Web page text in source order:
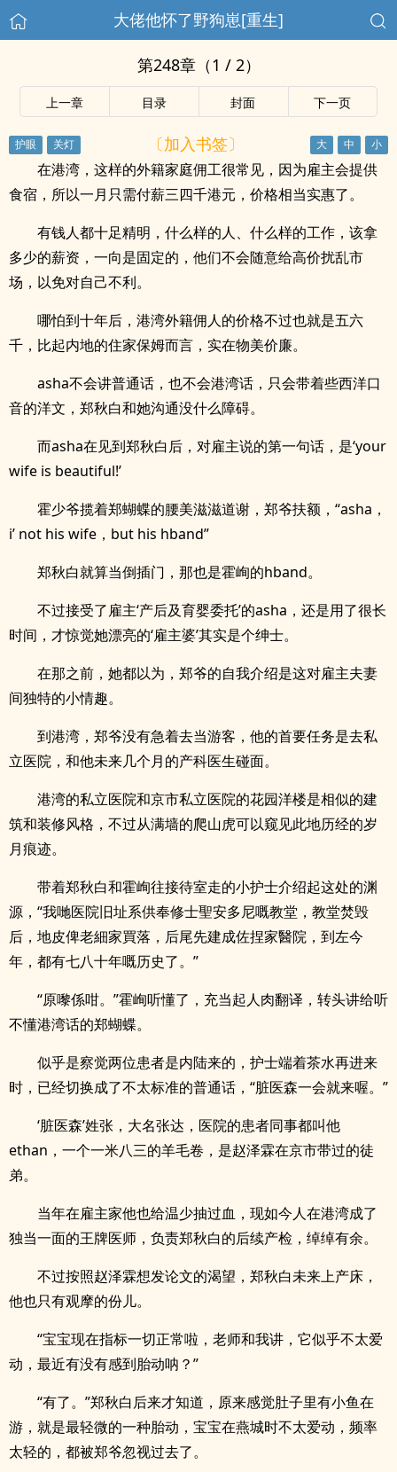
大佬他怀了野狗崽[重生]
第248章（1 / 2）
上一章 目录 封面 下一页
〔加入书签〕
在港湾，这样的外籍家庭佣工很常见，因为雇主会提供
食宿，所以一月只需付薪三四千港元，价格相当实惠了。
有钱人都十足精明，什么样的人、什么样的工作，该拿
多少的薪资，一向是固定的，他们不会随意给高价扰乱市
场，以免对自己不利。
哪怕到十年后，港湾外籍佣人的价格不过也就是五六
千，比起内地的住家保姆而言，实在物美价廉。
asha不会讲普通话，也不会港湾话，只会带着些西洋口
音的洋文，郑秋白和她沟通没什么障碍。
而asha在见到郑秋白后，对雇主说的第一句话，是‘your
wife is beautiful!’
霍少爷揽着郑蝴蝶的腰美滋滋道谢，郑爷扶额，“asha，
i’ not his wife，but his hband”
郑秋白就算当倒插门，那也是霍峋的hband。
不过接受了雇主‘产后及育婴委托’的asha，还是用了很长
时间，才惊觉她漂亮的‘雇主婆’其实是个绅士。
在那之前，她都以为，郑爷的自我介绍是这对雇主夫妻
间独特的小情趣。
到港湾，郑爷没有急着去当游客，他的首要任务是去私
立医院，和他未来几个月的产科医生碰面。
港湾的私立医院和京市私立医院的花园洋楼是相似的建
筑和装修风格，不过从满墙的爬山虎可以窥见此地历经的岁
月痕迹。
带着郑秋白和霍峋往接待室走的小护士介绍起这处的渊
源，“我哋医院旧址系供奉修士聖安多尼嘅教堂，教堂焚毁
后，地皮俾老細家買落，后尾先建成佐捏家醫院，到左今
年，都有七八十年嘅历史了。”
“原嚟係咁。”霍峋听懂了，充当起人肉翻译，转头讲给听
不懂港湾话的郑蝴蝶。
似乎是察觉两位患者是内陆来的，护士端着茶水再进来
时，已经切换成了不太标准的普通话，“脏医森一会就来喔。”
‘脏医森’姓张，大名张达，医院的患者同事都叫他
ethan，一个一米八三的羊毛卷，是赵泽霖在京市带过的徒
弟。
当年在雇主家他也给温少抽过血，现如今人在港湾成了
独当一面的王牌医师，负责郑秋白的后续产检，绰绰有余。
不过按照赵泽霖想发论文的渴望，郑秋白未来上产床，
他也只有观摩的份儿。
“宝宝现在指标一切正常啦，老师和我讲，它似乎不太爱
动，最近有没有感到胎动呐？”
“有了。”郑秋白后来才知道，原来感觉肚子里有小鱼在
游，就是最轻微的一种胎动，宝宝在燕城时不太爱动，频率
太轻的，都被郑爷忽视过去了。